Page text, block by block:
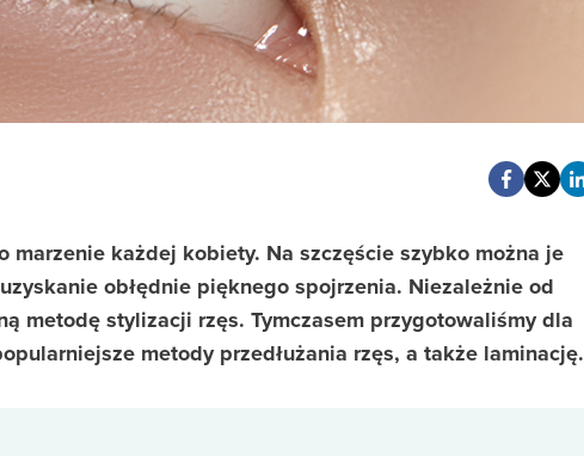
marzenie każdej kobiety. Na szczęście szybko można je
obłędnie pięknego spojrzenia. Niezależnie od
metodę stylizacji rzęs. Tymczasem przygotowaliśmy dla
metody przedłużania rzęs, a także laminację.